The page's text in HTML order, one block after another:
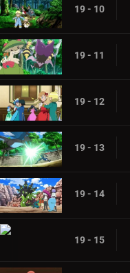
19 - 10
19 - 11
19 - 12
19 - 13
19 - 14
19 - 15